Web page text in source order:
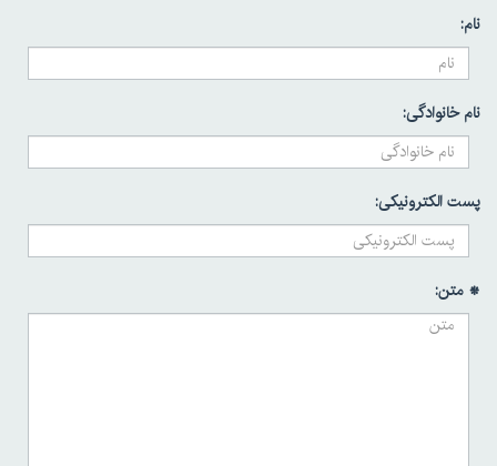
نام:
نام خانوادگی:
پست الکترونیکی:
* متن: